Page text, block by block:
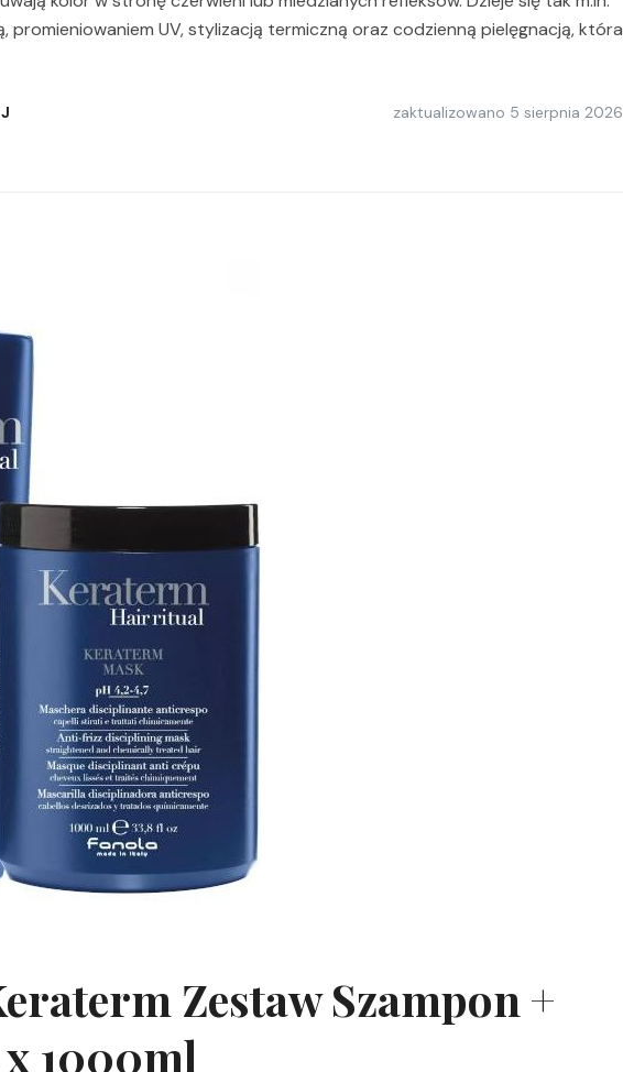
promieniowaniem UV, stylizacją termiczną oraz codzienną pielęgnacją, która
zaktualizowano 5 sierpnia 2026
Zestaw Szampon +
1000ml